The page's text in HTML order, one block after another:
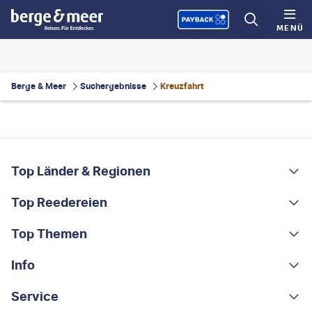
MENÜ
Berge & Meer Suchergebnisse Kreuzfahrt
Footer navigation
Top Länder & Regionen
Portugal
Albanien
Griechenland
Top Reedereien
AIDA
MSC Cruises
Costa Kreuzfahrten
Top Themen
Rundreisen
Kleingruppen-Rundreisen
Info
Über uns
Service